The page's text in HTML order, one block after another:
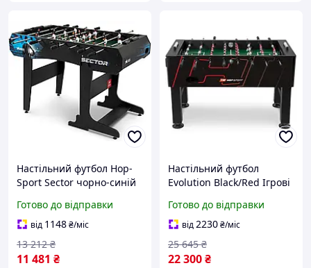
Настільний футбол Hop-
Sport Sector чорно-синій
Готово до відправки
від 1148₴/міс
11 481 ₴
13 212 ₴
Настільний футбол
Evolution Black/Red Ігрові
Готово до відправки
від2230₴/міс
22 300₴
25 645 ₴